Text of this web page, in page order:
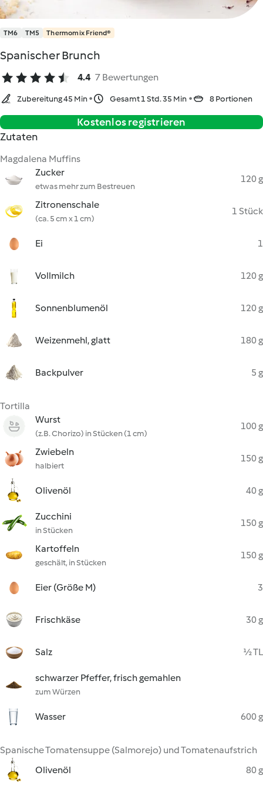
TM6 TM5 Thermomix Friend®
Spanischer Brunch
4.4 7 Bewertungen
Zubereitung 45 Min Gesamt 1 Std. 35 Min 8 Portionen
Kostenlos registrieren
Zutaten
Magdalena Muffins
Zucker
etwas mehr zum Bestreuen
120 g
Zitronenschale
(ca. 5 cm x 1 cm)
1 Stück
Ei 1
Vollmilch 120 g
Sonnenblumenöl 120 g
Weizenmehl, glatt 180 g
Backpulver 5 g
Tortilla
Wurst
(z.B. Chorizo) in Stücken (1 cm)
100 g
Zwiebeln
halbiert
150 g
Olivenöl 40 g
Zucchini
in Stücken
150 g
Kartoffeln
geschält, in Stücken
150 g
Eier (Größe M) 3
Frischkäse 30 g
Salz ½ TL
schwarzer Pfeffer, frisch gemahlen
zum Würzen
Wasser 600 g
Spanische Tomatensuppe (Salmorejo) und Tomatenaufstrich
Olivenöl
80 g